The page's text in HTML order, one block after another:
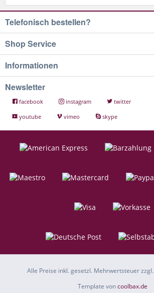
Telefonisch bestellen?
Shop Service
Informationen
Newsletter
facebook instagram
twitter
youtube
vimeo skype
Alle Preise inkl. gesetzl. Mehrwertsteuer zzgl.
Template voncoolbax.de